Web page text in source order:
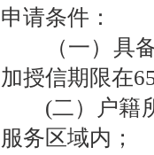
申请条件：
（一）具备
加授信期限在
(二）户籍所
服务区域内；